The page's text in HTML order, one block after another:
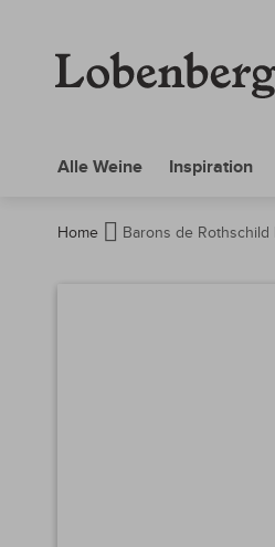
Alle Weine Inspiration
Home Barons de